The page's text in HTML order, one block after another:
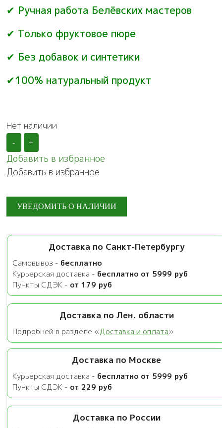
✔ Ручная работа Белёвских мастеров
✔ Только фруктовое пюре
✔ Без добавок и синтетики
✔100% натуральный продукт
Нет наличии
- +
Добавить в избранное
Добавить в избранное
Доставка по Санкт-Петербургу
Самовывоз - бесплатно
Курьерская доставка - бесплатно от 5999 руб
Пункты СДЭК - от 179 руб
Доставка по Лен. области
Подробней в разделе «Доставка и оплата»
Доставка по Москве
Курьерская доставка - бесплатно от 5999 руб
Пункты СДЭК - от 229 руб
Доставка по России